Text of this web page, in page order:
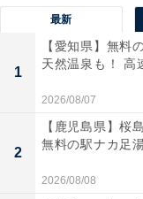
最新
1
【愛知県】無料
天然温泉も！ 高
2026/08/07
2
【鹿児島県】桜
無料の駅ナカ足
2026/08/08